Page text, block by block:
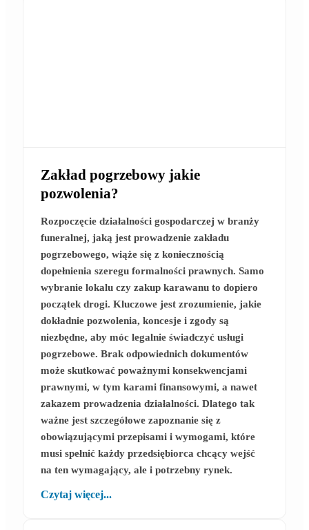
Zakład pogrzebowy jakie
pozwolenia?
Rozpoczęcie działalności gospodarczej w branży
funeralnej, jaką jest prowadzenie zakładu
pogrzebowego, wiąże się z koniecznością
dopełnienia szeregu formalności prawnych. Samo
wybranie lokalu czy zakup karawanu to dopiero
początek drogi. Kluczowe jest zrozumienie, jakie
dokładnie pozwolenia, koncesje i zgody są
niezbędne, aby móc legalnie świadczyć usługi
pogrzebowe. Brak odpowiednich dokumentów
może skutkować poważnymi konsekwencjami
prawnymi, w tym karami finansowymi, a nawet
zakazem prowadzenia działalności. Dlatego tak
ważne jest szczegółowe zapoznanie się z
obowiązującymi przepisami i wymogami, które
musi spełnić każdy przedsiębiorca chcący wejść
na ten wymagający, ale i potrzebny rynek.
Czytaj więcej...